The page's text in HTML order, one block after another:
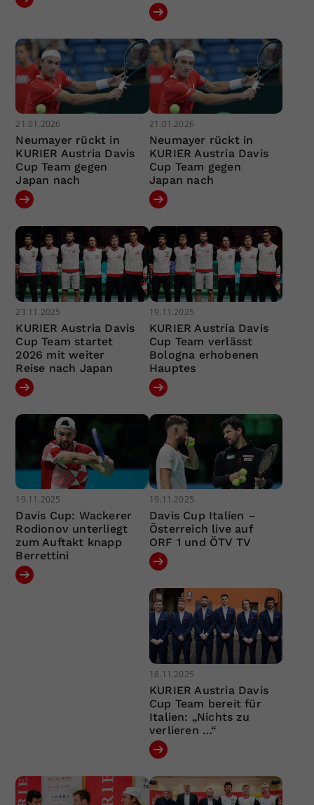
21.01.2026
Neumayer rückt in
KURIER Austria Davis
Cup Team gegen
Japan nach
21.01.2026
Neumayer rückt in
KURIER Austria Davis
Cup Team gegen
Japan nach
23.11.2025
KURIER Austria Davis
Cup Team startet
2026 mit weiter
Reise nach Japan
19.11.2025
KURIER Austria Davis
Cup Team verlässt
Bologna erhobenen
Hauptes
19.11.2025
Davis Cup: Wackerer
Rodionov unterliegt
zum Auftakt knapp
Berrettini
19.11.2025
Davis Cup Italien –
Österreich live auf
ORF 1 und ÖTV TV
18.11.2025
KURIER Austria Davis
Cup Team bereit für
Italien: „Nichts zu
verlieren …“